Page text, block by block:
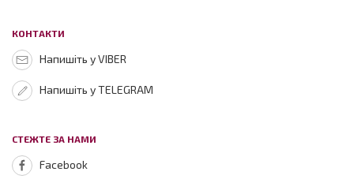
КОНТАКТИ
Напишіть у VIBER
Напишіть у TELEGRAM
СТЕЖТЕ ЗА НАМИ
Facebook